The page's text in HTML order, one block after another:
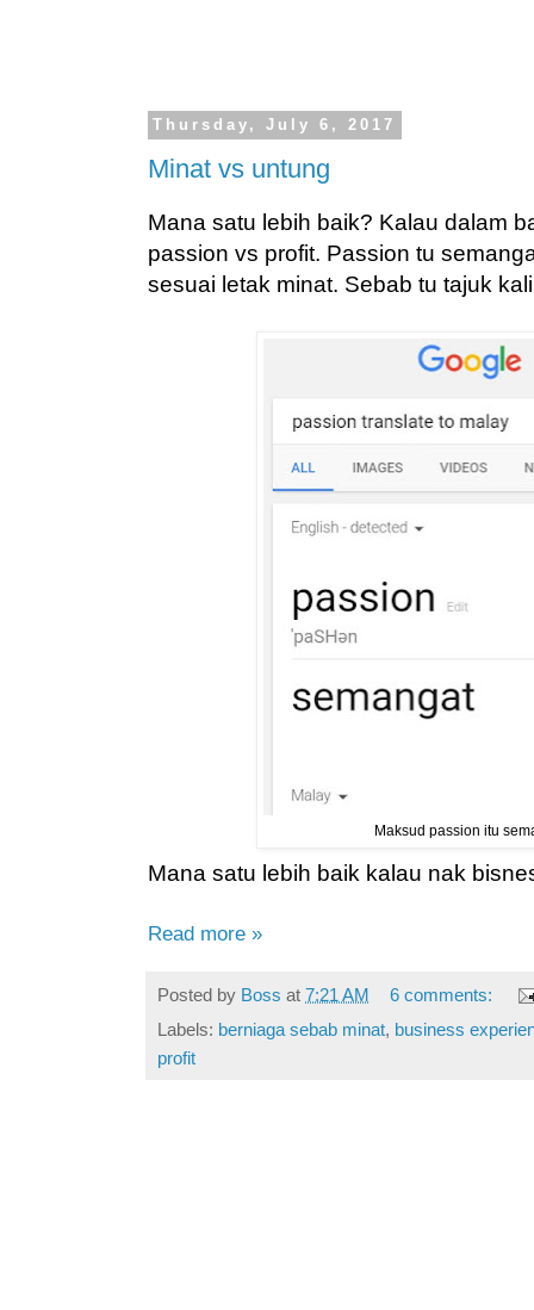
Thursday, July 6, 2017
Minat vs untung
Mana satu lebih baik? Kalau dalam
passion vs profit. Passion tu
sesuai letak minat. Sebab tu tajuk
Maksud passion itu
Mana satu lebih baik kalau nak
Read more »
Posted by Boss at 7:21 AM
6 comments:
Labels: berniaga sebab minat, business
profit